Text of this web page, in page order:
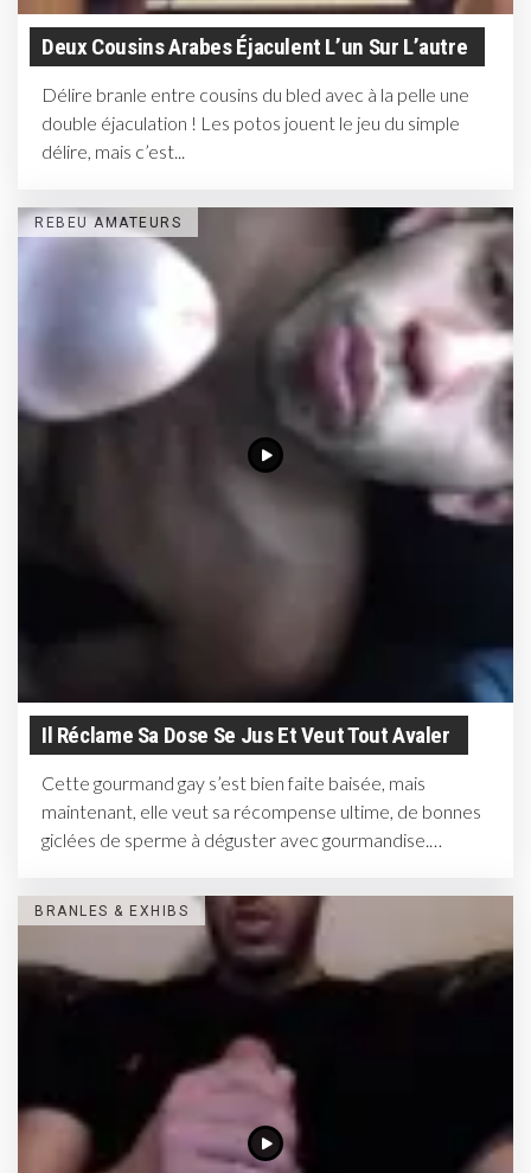
Deux Cousins Arabes Éjaculent L’un Sur L’autre
Délire branle entre cousins du bled avec à la pelle une
double éjaculation ! Les potos jouent le jeu du simple
délire, mais c’est...
REBEU AMATEURS
Il Réclame Sa Dose Se Jus Et Veut Tout Avaler
Cette gourmand gay s’est bien faite baisée, mais
maintenant, elle veut sa récompense ultime, de bonnes
giclées de sperme à déguster avec gourmandise.
BRANLES & EXHIBS